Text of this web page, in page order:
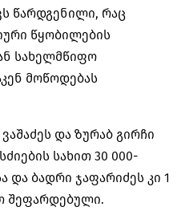
წარდგენილი, რაც
წყობილების
სახელმწიფო
მოწოდებას
და ზურაბ გირჩი
სახით 30 000-
და ბადრი ჯაფარიძეს კი 1
შეფარდებული.